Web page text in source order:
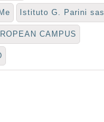
Istituto G. Parini sas
CAMPUS